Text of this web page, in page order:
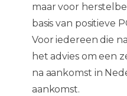
maar voor
basis van positieve
Voor iedereen die
het advies om een
na aankomst in
aankomst.